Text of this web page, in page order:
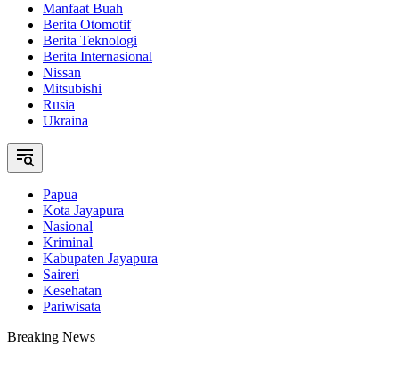
Manfaat Buah
Berita Otomotif
Berita Teknologi
Berita Internasional
Nissan
Mitsubishi
Rusia
Ukraina
Papua
Kota Jayapura
Nasional
Kriminal
Kabupaten Jayapura
Saireri
Kesehatan
Pariwisata
Breaking News